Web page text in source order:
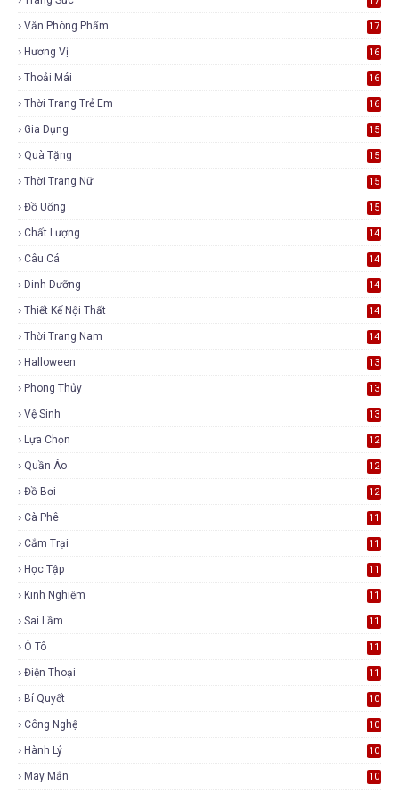
Văn Phòng Phẩm 17
Hương Vị 16
Thoải Mái 16
Thời Trang Trẻ Em 16
Gia Dụng 15
Quà Tặng 15
Thời Trang Nữ 15
Đồ Uống 15
Chất Lượng 14
Câu Cá 14
Dinh Dưỡng 14
Thiết Kế Nội Thất 14
Thời Trang Nam 14
Halloween 13
Phong Thủy 13
Vệ Sinh 13
Lựa Chọn 12
Quần Áo 12
Đồ Bơi 12
Cà Phê 11
Cắm Trại 11
Học Tập 11
Kinh Nghiệm 11
Sai Lầm 11
Ô Tô 11
Điện Thoại 11
Bí Quyết 10
Công Nghệ 10
Hành Lý 10
May Mắn 10